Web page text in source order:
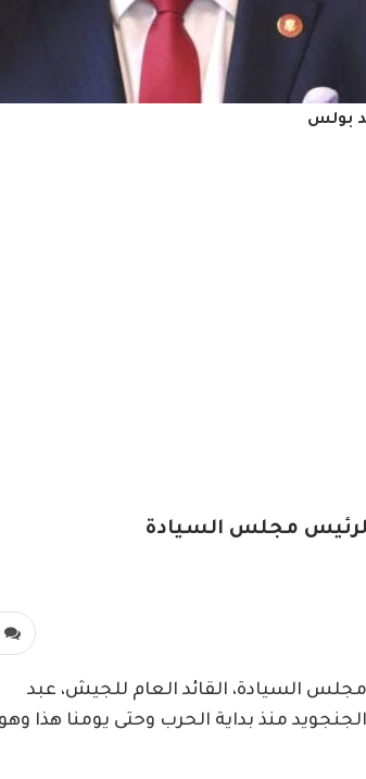
بولس
لرئيس مجلس السيادة
السيادة، القائد العام للجيش، عبد
منذ بداية الحرب وحتى يومنا هذا وهو